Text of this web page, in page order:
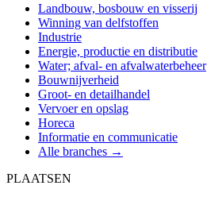
Landbouw, bosbouw en visserij
Winning van delfstoffen
Industrie
Energie, productie en distributie
Water; afval- en afvalwaterbeheer
Bouwnijverheid
Groot- en detailhandel
Vervoer en opslag
Horeca
Informatie en communicatie
Alle branches →
PLAATSEN